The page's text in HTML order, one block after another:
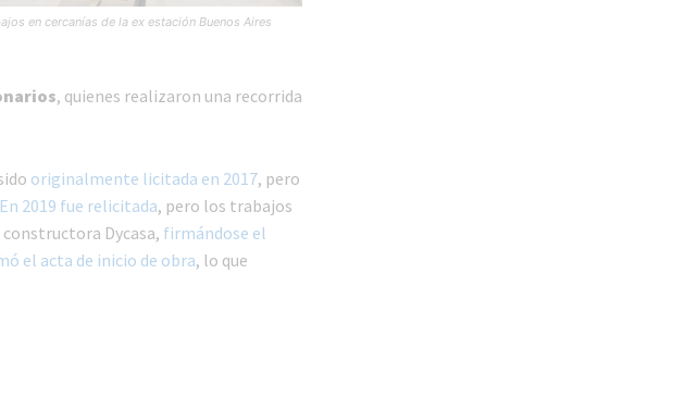
en cercanías de la ex estación Buenos Aires
, quienes realizaron una recorrida
originalmente licitada en 2017, pero
En 2019 fue relicitada, pero los trabajos
constructora Dycasa, firmándose el
el acta de inicio de obra, lo que